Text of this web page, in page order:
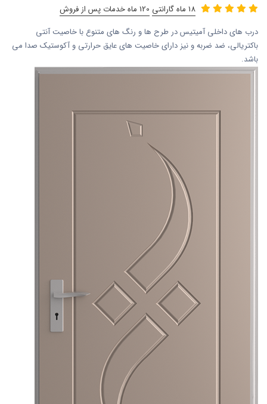
18 ماه گارانتی
120 ماه خدمات پس از فروش
درب های داخلی آمیتیس در طرح ها و رنگ های متنوع با خاصیت آنتی
باکتریالی، ضد ضربه و نیز دارای خاصیت های عایق حرارتی و آکوستیک صدا می
باشد.